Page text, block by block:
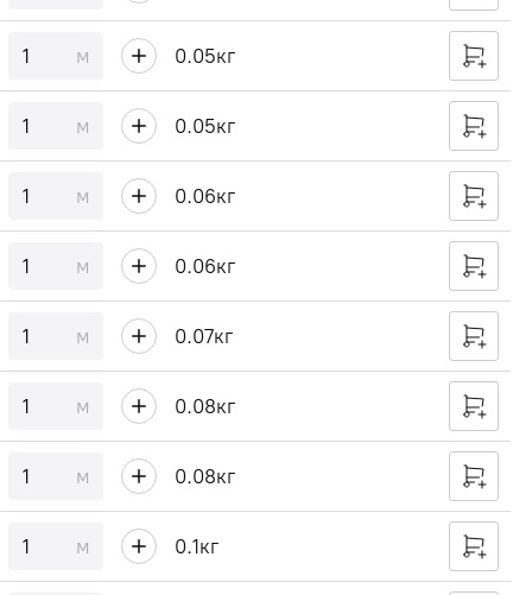
м 0.05кг
м 0.05кг
м 0.06кг
м 0.06кг
м 0.07кг
м 0.08кг
м 0.08кг
м 0.1кг